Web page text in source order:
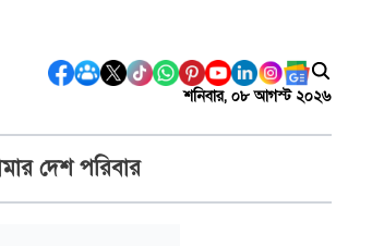
শনিবার, ০৮ আগস্ট ২০২৬
দেশ পরিবার